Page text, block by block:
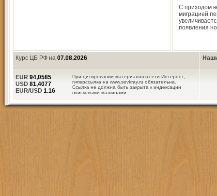
С приходом
миграцией
появления
Курс ЦБ РФ на 07.08.2026
При цитировании материалов в сети Интернет,
гиперссылка на www.sevkray.ru обязательна.
Ссылка не должна быть закрыта к индексации
поисковыми машинами.
EUR 94,0585
USD 81,4077
EUR/USD 1.16